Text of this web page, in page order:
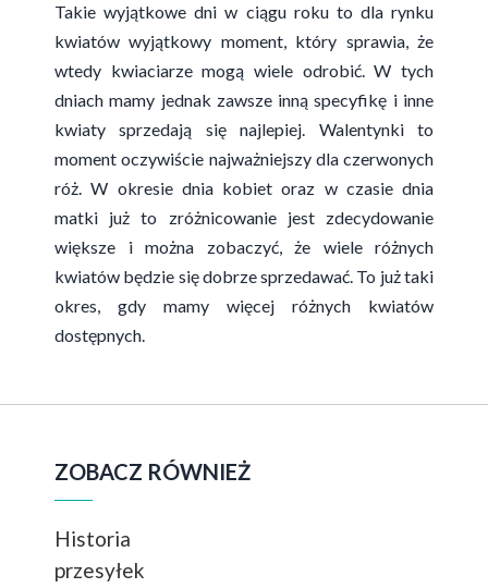
Takie wyjątkowe dni w ciągu roku to dla rynku
kwiatów wyjątkowy moment, który sprawia, że
wtedy kwiaciarze mogą wiele odrobić. W tych
dniach mamy jednak zawsze inną specyfikę i inne
kwiaty sprzedają się najlepiej. Walentynki to
moment oczywiście najważniejszy dla czerwonych
róż. W okresie dnia kobiet oraz w czasie dnia
matki już to zróżnicowanie jest zdecydowanie
większe i można zobaczyć, że wiele różnych
kwiatów będzie się dobrze sprzedawać. To już taki
okres, gdy mamy więcej różnych kwiatów
dostępnych.
ZOBACZ RÓWNIEŻ
Historia
przesyłek